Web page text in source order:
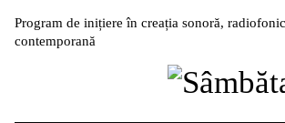
Program de inițiere în creația sonoră,
contemporană